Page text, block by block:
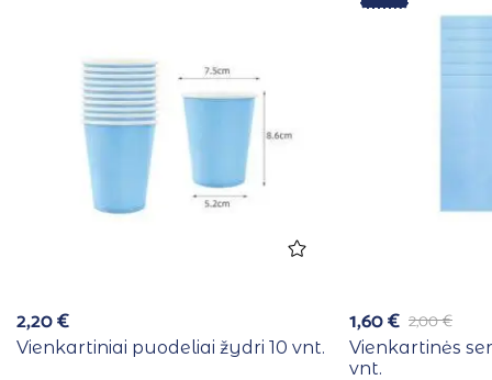
2,20€
Vienkartiniai puodeliai žydri 10 vnt.
2,00€
1,60€
Vienkartinės
vnt.